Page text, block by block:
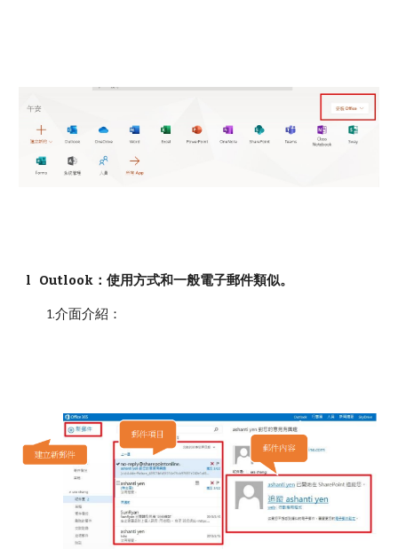
l Outlook：使用方式和一般電子郵件類似。
1.介面介紹：